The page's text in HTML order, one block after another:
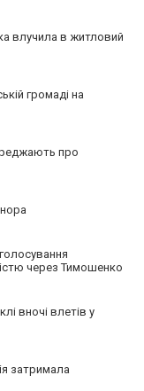
влучила в житловий
громаді на
про
через Тимошенко
вночі влетів у
затримала